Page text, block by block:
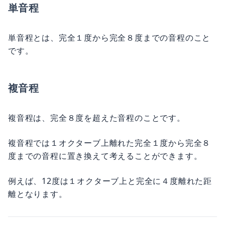
単音程
単音程とは、完全１度から完全８度までの音程のこと
です。
複音程
複音程は、完全８度を超えた音程のことです。
複音程では１オクターブ上離れた完全１度から完全８
度までの音程に置き換えて考えることができます。
例えば、12度は１オクターブ上と完全に４度離れた距
離となります。